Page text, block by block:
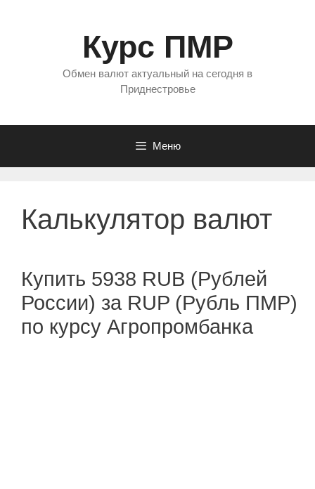
Курс ПМР
Обмен валют актуальный на сегодня в
Приднестровье
Меню
Калькулятор валют
Купить 5938 RUB (Рублей
России) за RUP (Рубль ПМР)
по курсу Агропромбанка